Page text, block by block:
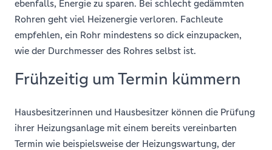
ebenfalls, Energie zu sparen. Bei schlecht gedämmten
Rohren geht viel Heizenergie verloren. Fachleute
empfehlen, ein Rohr mindestens so dick einzupacken,
wie der Durchmesser des Rohres selbst ist.
Frühzeitig um Termin kümmern
Hausbesitzerinnen und Hausbesitzer können die Prüfung
ihrer Heizungsanlage mit einem bereits vereinbarten
Termin wie beispielsweise der Heizungswartung, der